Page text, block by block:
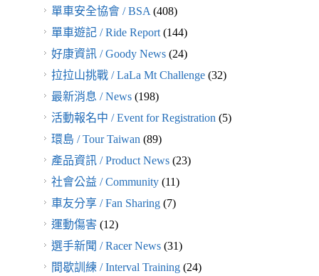
單車安全協會 / BSA (408)
單車遊記 / Ride Report(144)
好康資訊 / Goody News(24)
拉拉山挑戰 / LaLa Mt Challenge(32)
最新消息 / News(198)
活動報名中 / Event for Registration (5)
環島 / Tour Taiwan (89)
產品資訊 / Product News(23)
社會公益 / Community(11)
車友分享 / Fan Sharing(7)
運動傷害(12)
選手新聞 / Racer News(31)
間歇訓練 / Interval Training(24)